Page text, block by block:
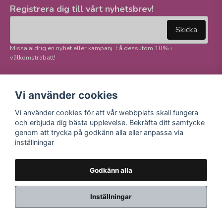
Registrera dig till vårt nyhetsbrev!
Skicka
Missa aldrig en nyhet eller kampanj. Få dessutom 10% i
välkomstrabatt!
sociala medier!
Facebook
Instagram
Youtube
E-handel
Vi använder cookies
Vi använder cookies för att vår webbplats skall fungera
och erbjuda dig bästa upplevelse. Bekräfta ditt samtycke
genom att trycka på godkänn alla eller anpassa via
inställningar
Godkänn alla
Inställningar